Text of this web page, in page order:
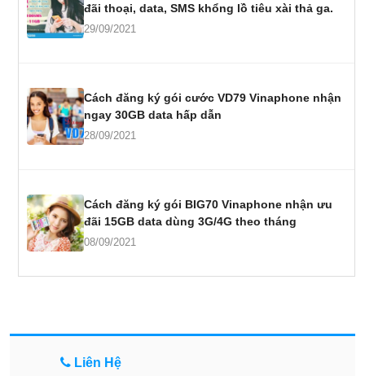
đãi thoại, data, SMS khổng lồ tiêu xài thả ga.
29/09/2021
Cách đăng ký gói cước VD79 Vinaphone nhận
ngay 30GB data hấp dẫn
28/09/2021
Cách đăng ký gói BIG70 Vinaphone nhận ưu
đãi 15GB data dùng 3G/4G theo tháng
08/09/2021
Liên Hệ